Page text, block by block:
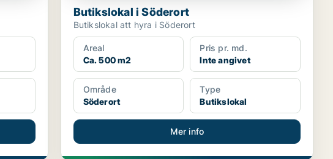
Butikslokal i Söderort
Butikslokal att hyra i Söderort
Areal
Ca. 500 m2
Pris pr. md.
Inte angivet
Område
Söderort
Type
Butikslokal
Mer info